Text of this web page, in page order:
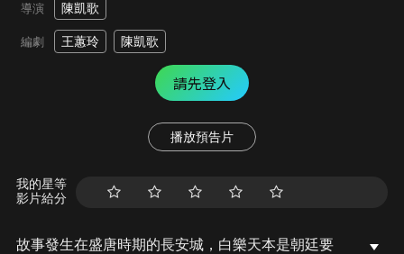
導演 陳凱歌
編劇 王蕙玲 陳凱歌
請先登入
播放預告片
我的星等
影片給分
故事發生在盛唐時期的長安城，白樂天本是朝廷要